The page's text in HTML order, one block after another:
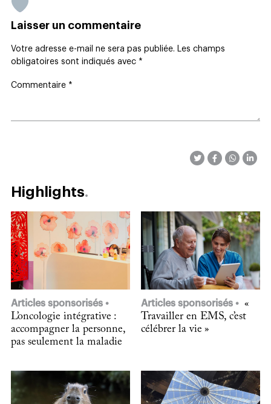
Laisser un commentaire
Votre adresse e-mail ne sera pas publiée. Les champs
obligatoires sont indiqués avec *
Commentaire *
Highlights
Articles sponsorisés
L’oncologie intégrative :
accompagner la personne,
pas seulement la maladie
Articles sponsorisés
«
Travailler en EMS, c’est
célébrer la vie »